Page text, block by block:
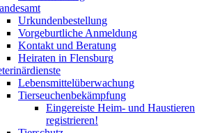
Urkundenbestellung
Vorgeburtliche Anmeldung
Kontakt und Beratung
Heiraten in Flensburg
Lebensmittelüberwachung
Tierseuchenbekämpfung
Eingereiste Heim- und Haustieren
registrieren!